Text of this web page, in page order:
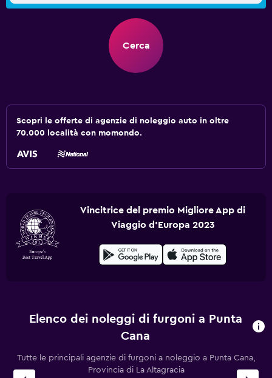
Cerca
Scopri le offerte di agenzie di noleggio auto in oltre
70.000 località con momondo.
Vincitrice del premio Migliore App di
Viaggio d'Europa 2023
Elenco dei noleggi di furgoni a Punta
Cana
Tutte le principali agenzie di furgoni a noleggio a Punta Cana,
Provincia di La Altagracia